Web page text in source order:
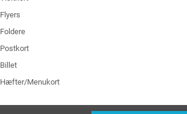
Flyers
Foldere
Postkort
Billet
Hæfter/Menukort